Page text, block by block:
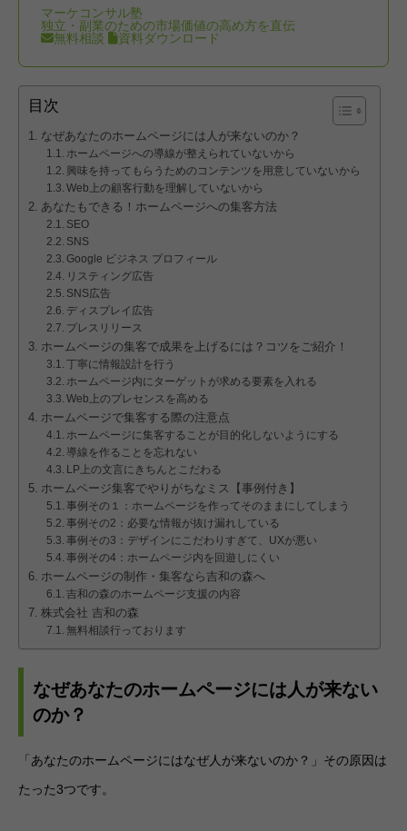
マーケコンサル塾
独立・副業のための市場価値の高め方を直伝
無料相談
資料ダウンロード
目次
なぜあなたのホームページには人が来ないのか？
ホームページへの導線が整えられていないから
興味を持ってもらうためのコンテンツを用意していないから
Web上の顧客行動を理解していないから
あなたもできる！ホームページへの集客方法
SEO
SNS
Google ビジネス プロフィール
リスティング広告
SNS広告
ディスプレイ広告
プレスリリース
ホームページの集客で成果を上げるには？コツをご紹介！
丁寧に情報設計を行う
ホームページ内にターゲットが求める要素を入れる
Web上のプレセンスを高める
ホームページで集客する際の注意点
ホームページに集客することが目的化しないようにする
導線を作ることを忘れない
LP上の文言にきちんとこだわる
ホームページ集客でやりがちなミス【事例付き】
事例その１：ホームページを作ってそのままにしてしまう
事例その2：必要な情報が抜け漏れしている
事例その3：デザインにこだわりすぎて、UXが悪い
事例その4：ホームページ内を回遊しにくい
ホームページの制作・集客なら吉和の森へ
吉和の森のホームページ支援の内容
株式会社 吉和の森
無料相談行っております
なぜあなたのホームページには人が来ない
のか？
「あなたのホームページにはなぜ人が来ないのか？」その原因は
たった3つです。